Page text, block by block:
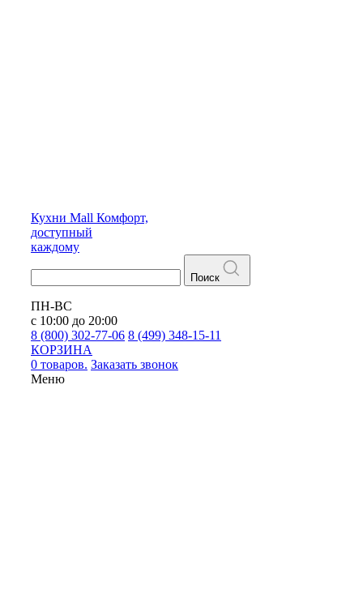
Кухни Mall Комфорт,
доступный
каждому
Поиск
ПН-ВС
с 10:00 до 20:00
8 (800) 302-77-06 8 (499) 348-15-11
КОРЗИНА
0 товаров. Заказать звонок
Меню